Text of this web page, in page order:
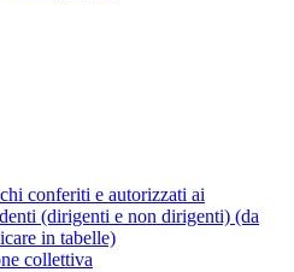
conferiti e autorizzati ai
(dirigenti e non dirigenti) (da
in tabelle)
collettiva